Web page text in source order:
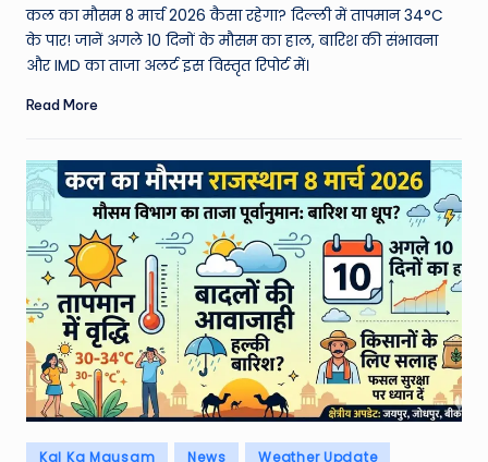
कल का मौसम 8 मार्च 2026 कैसा रहेगा? दिल्ली में तापमान 34°C
के पार! जानें अगले 10 दिनों के मौसम का हाल, बारिश की संभावना
और IMD का ताजा अलर्ट इस विस्तृत रिपोर्ट में।
Read More
Posted
Kal Ka Mausam News Weather Update